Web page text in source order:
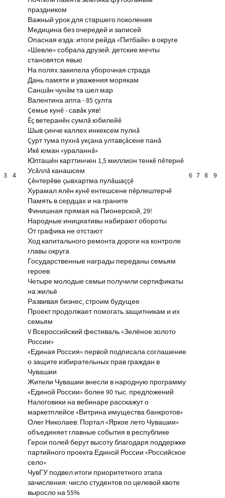
3 4
праздником
Важный урок для старшего поколения
Медицина без очередей и записей
Опасная езда: итоги рейда «Питбайк» в округе
«Шевле» собрала друзей: детские мечты
становятся явью
На полях закипела уборочная страда
Дань памяти и уважения морякам
Саншăн чунăм та шел мар
Валентина аппа - 85 çулта
Çемье кунĕ - савăк уяв!
Ĕç ветеранĕн сумлă юбилейĕ
Шыв çинче каллех инкексем пулнă
Çурт тума пухнă укçана ултавçăсене панă
Икĕ юман «ураланнă»
Юлташĕн карттинчен 1,5 миллион тенкĕ пĕтернĕ
Усăллă канашсем
Çĕнтерĕве çывхартма пулăшаççĕ
Хурамал ялĕн кунĕ ентешсене пĕрлештерчĕ
Память в сердцах и на граните
Финишная прямая на Пионерской, 29!
Народные инициативы набирают обороты
От графика не отстают
Ход капитального ремонта дороги на контроле
главы округа
Государственные награды переданы семьям
героев
Четыре молодые семьи получили сертификаты
на жильё
Развивая бизнес, строим будущее
Проект продолжает помогать защитникам и их
семьям
V Всероссийский фестиваль «Зелёное золото
России»
«Единая Россия» первой подписала соглашение
о защите избирательных прав граждан в
Чувашии
Жители Чувашии внесли в народную программу
«Единой России» более 90 тыс. предложений
Налоговики на вебинаре расскажут о
маркетплейсе «Витрина имущества банкротов»
Олег Николаев: Портал «Яркое лето Чувашии»
объединяет главные события в республике
Герои полей берут высоту благодаря поддержке
партийного проекта Единой России «Российское
село»
ЧувГУ подвел итоги приоритетного этапа
зачисления: число студентов по целевой квоте
выросло на 55%
6 7 8 9